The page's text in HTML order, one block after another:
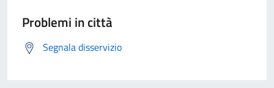
Problemi in città
Segnala disservizio